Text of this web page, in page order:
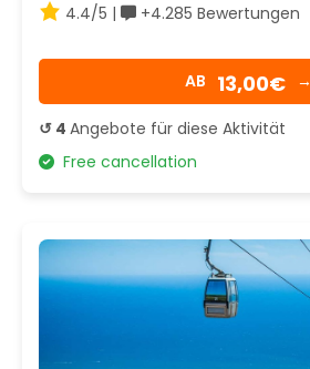
4.4/5 |
+4.285 Bewertungen
AB 13,00€ →
↺ 4 Angebote für diese Aktivität
Free cancellation